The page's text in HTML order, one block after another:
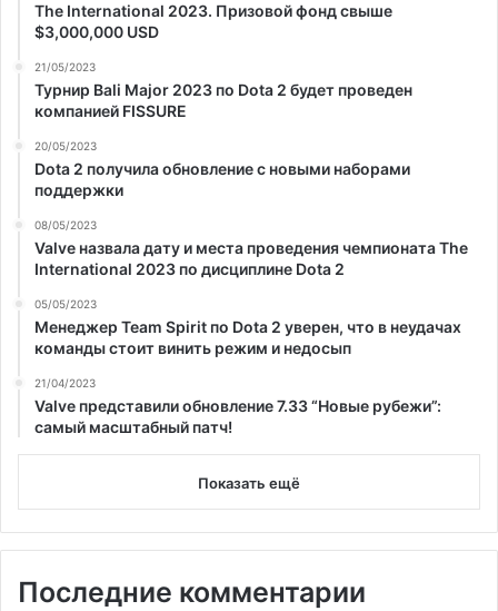
The International 2023. Призовой фонд свыше
$3,000,000 USD
21/05/2023
Турнир Bali Major 2023 по Dota 2 будет проведен
компанией FISSURE
20/05/2023
Dota 2 получила обновление с новыми наборами
поддержки
08/05/2023
Valve назвала дату и места проведения чемпионата The
International 2023 по дисциплине Dota 2
05/05/2023
Менеджер Team Spirit по Dota 2 уверен, что в неудачах
команды стоит винить режим и недосып
21/04/2023
Valve представили обновление 7.33 “Новые рубежи”:
самый масштабный патч!
Показать ещё
Последние комментарии